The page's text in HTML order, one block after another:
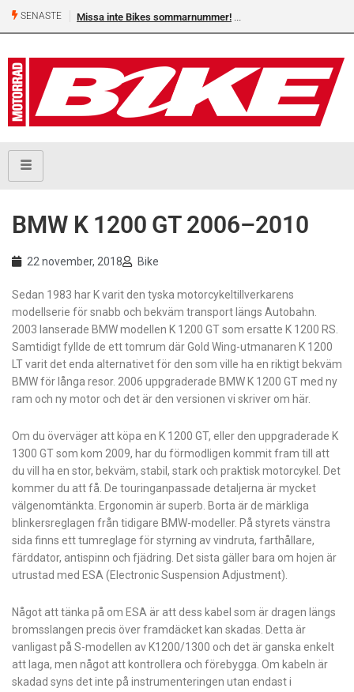
SENASTE Missa inte Bikes sommarnummer!
BMW K 1200 GT 2006–2010
22 november, 2018 Bike
Sedan 1983 har K varit den tyska motor­cykeltillverkarens
modellserie för snabb och bekväm transport längs Autobahn.
2003 lanserade BMW modellen K 1200 GT som ersatte K 1200 RS.
Samtidigt fyllde de ett tomrum där Gold Wing-utmanaren K 1200
LT varit det enda alternativet för den som ville ha en riktigt bekväm
BMW för långa resor. 2006 uppgraderade BMW K 1200 GT med ny
ram och ny motor och det är den versionen vi skriver om här.
Om du överväger att köpa en K 1200 GT, eller den uppgraderade K
1300 GT som kom 2009, har du förmodligen kommit fram till att
du vill ha en stor, bekväm, stabil, stark och praktisk motorcykel. Det
kommer du att få. De touringanpassade detaljerna är mycket
välgenomtänkta. Ergonomin är superb. Borta är de märkliga
blinkersreglagen från tidigare BMW-­modeller. På styrets vänstra
sida finns ett tumreglage för styrning av vindruta, ­farthållare,
färddator, antispinn och fjädring. Det sista gäller bara om hojen är
utrustad med ESA (Electronic Suspension Adjustment).
Något att tänka på om ESA är att dess kabel som är dragen längs
bromsslangen precis över framdäcket kan skadas. Detta är
vanligast på S-modellen av K1200/1300 och det är ganska enkelt
att laga, men något att kontrollera och förebygga. Om kabeln är
skadad syns det inte på instrumenteringen utan endast i